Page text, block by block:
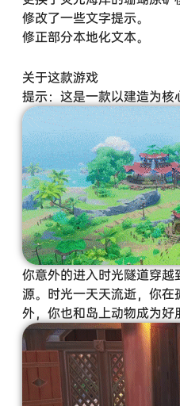
修改了一些文字提示。
修正部分本地化文本。
关于这款游戏
提示：这是一款以建造为核
你意外的进入时光隧道穿
源。时光一天天流逝，你
外，你也和岛上动物成为好